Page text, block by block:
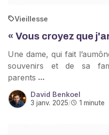
Vieillesse
« Vous croyez que
Une dame, qui fait
souvenirs et de sa
parents
David Benkoel
3 janv. 2025/ 1 minute